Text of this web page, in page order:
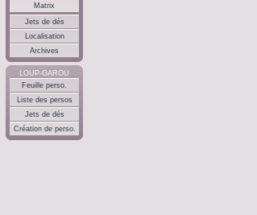
Matrix
Jets de dés
Localisation
Archives
LOUP-GAROU
Feuille perso.
Liste des persos
Jets de dés
Création de perso.